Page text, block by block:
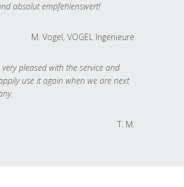
absolut empfehlenswert!
M. Vogel, VOGEL Ingenieure
very pleased with the service and
use it again when we are next
T. M.